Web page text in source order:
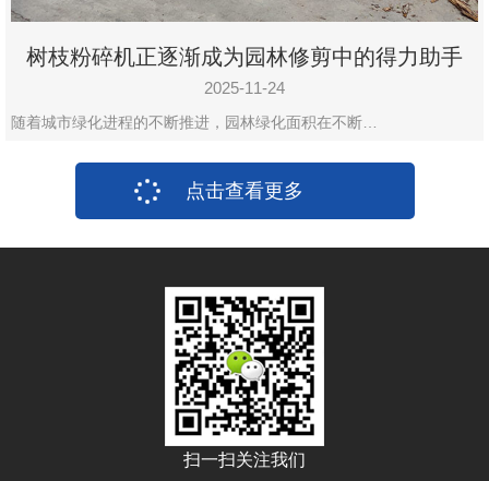
树枝粉碎机正逐渐成为园林修剪中的得力助手
2025-11-24
随着城市绿化进程的不断推进，园林绿化面积在不断…
点击查看更多
扫一扫关注我们